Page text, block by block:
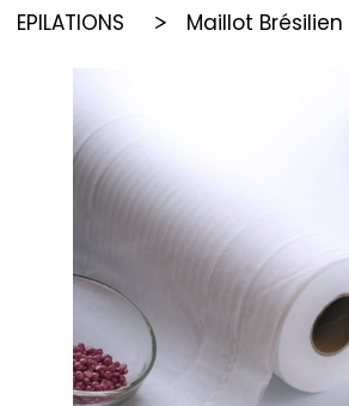
EPILATIONS Maillot Brésilien